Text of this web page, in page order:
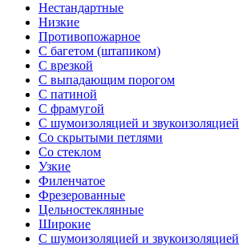
Нестандартные
Низкие
Противопожарное
С багетом (штапиком)
С врезкой
С выпадающим порогом
С патиной
С фрамугой
С шумоизоляцией и звукоизоляцией
Со скрытыми петлями
Со стеклом
Узкие
Филенчатое
Фрезерованные
Цельностеклянные
Широкие
С шумоизоляцией и звукоизоляцией